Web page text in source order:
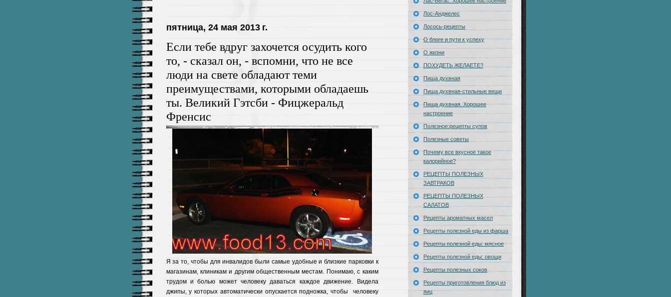
пятница, 24 мая 2013 г.
Если тебе вдруг захочется осудить кого
то, - сказал он, - вспомни, что не все
люди на свете обладают теми
преимуществами, которыми обладаешь
ты. Великий Гэтсби - Фицжеральд
Френсис
Я за то, чтобы для инвалидов были самые удобные и близкие парковки к
магазинам, клиникам и другим общественным местам. Понимаю, с каким
трудом и болью может человеку даваться каждое движение. Видела
джипы, у которых автоматически опускается подножка, чтобы человеку
Лос-Анджелес
Лосось-рецепты
О блоге и пути к успеху
О жизни
ПОХУДЕТЬ ЖЕЛАЕТЕ?
Пища духвная
Пища духвная-стильные вещи
Пища духвная. Хорошее
настроение
Полезное:рецепты супов
Полезные советы
Почему все вкусное такое
калорийное?
РЕЦЕПТЫ ПОЛЕЗНЫХ
ЗАВТРАКОВ
РЕЦЕПТЫ ПОЛЕЗНЫХ
САЛАТОВ
Рецепты ароматных масел
Рецепты полезной еды из фарша
Рецепты полезной еды: мясное
Рецепты полезной еды: овощи
Рецепты полезных соков
Рецепты приготовления блюд из
яиц